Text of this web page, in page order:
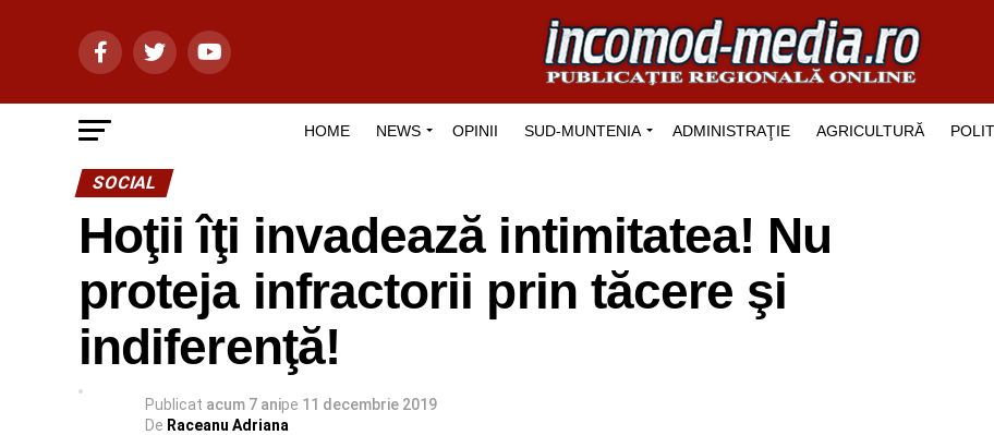
HOME NEWS OPINII SUD-MUNTENIA ADMINISTRAŢIE AGRICULTURĂ
SOCIAL
Hoţii îţi invadează intimitatea! Nu
proteja infractorii prin tăcere şi
indiferenţă!
Publicat acum 7 anipe 11 decembrie 2019
De Raceanu Adriana